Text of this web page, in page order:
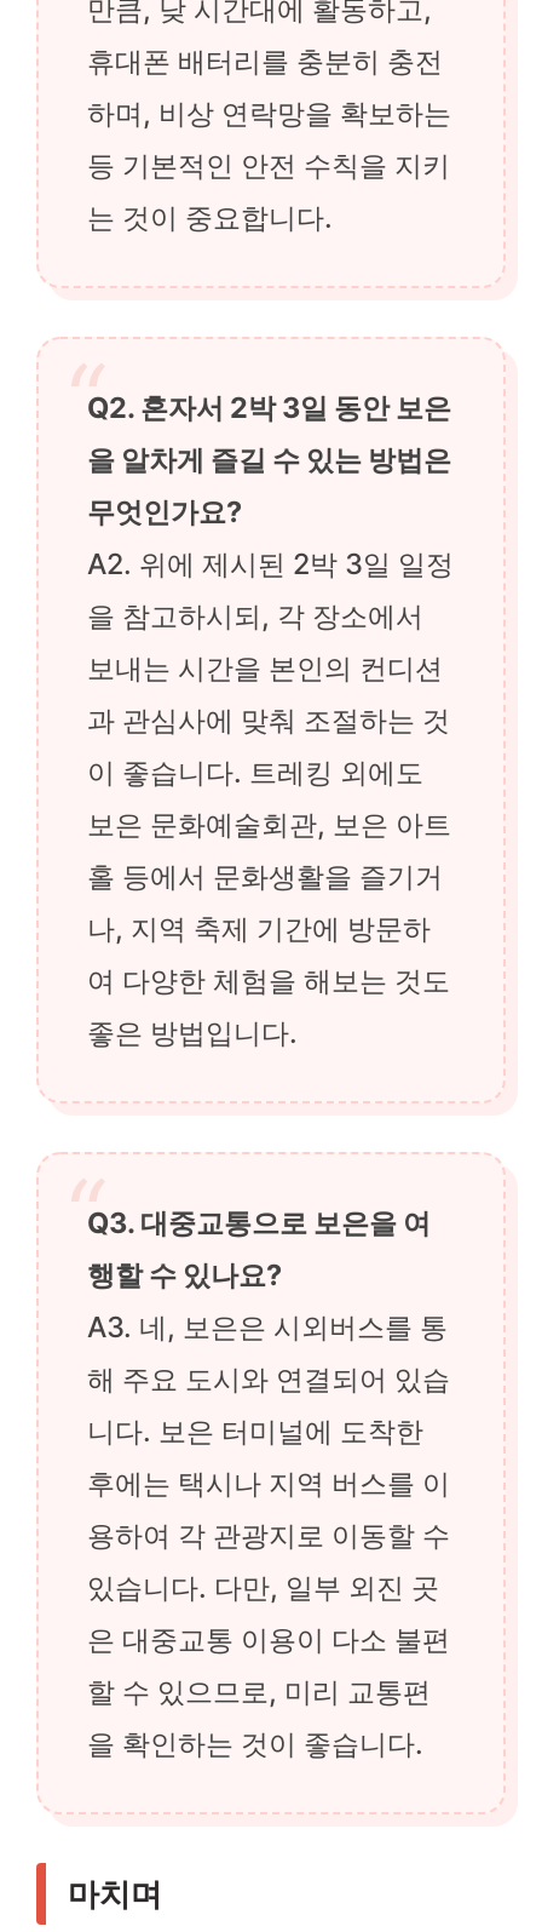
만큼, 낮 시간대에 활동하고,
휴대폰 배터리를 충분히 충전
하며, 비상 연락망을 확보하는
등 기본적인 안전 수칙을 지키
는 것이 중요합니다.
Q2. 혼자서 2박 3일 동안 보은
을 알차게 즐길 수 있는 방법은
무엇인가요?
A2. 위에 제시된 2박 3일 일정
을 참고하시되, 각 장소에서
보내는 시간을 본인의 컨디션
과 관심사에 맞춰 조절하는 것
이 좋습니다. 트레킹 외에도
보은 문화예술회관, 보은 아트
홀 등에서 문화생활을 즐기거
나, 지역 축제 기간에 방문하
여 다양한 체험을 해보는 것도
좋은 방법입니다.
Q3. 대중교통으로 보은을 여
행할 수 있나요?
A3. 네, 보은은 시외버스를 통
해 주요 도시와 연결되어 있습
니다. 보은 터미널에 도착한
후에는 택시나 지역 버스를 이
용하여 각 관광지로 이동할 수
있습니다. 다만, 일부 외진 곳
은 대중교통 이용이 다소 불편
할 수 있으므로, 미리 교통편
을 확인하는 것이 좋습니다.
마치며